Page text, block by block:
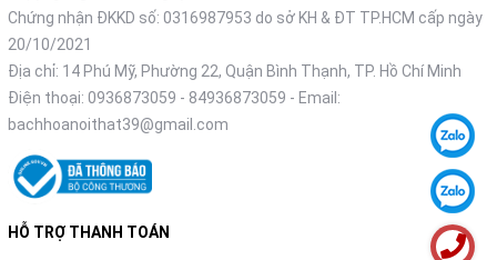
Chứng nhận ĐKKD số: 0316987953 do sở KH & ĐT TP.HCM cấp ngày
20/10/2021
Địa chỉ: 14 Phú Mỹ, Phường 22, Quận Bình Thạnh, TP. Hồ Chí Minh
Điện thoại: 0936873059 - 84936873059 - Email:
bachhoanoithat39@gmail.com
HỖ TRỢ THANH TOÁN